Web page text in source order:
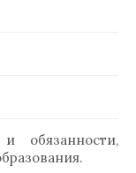
обязанности,